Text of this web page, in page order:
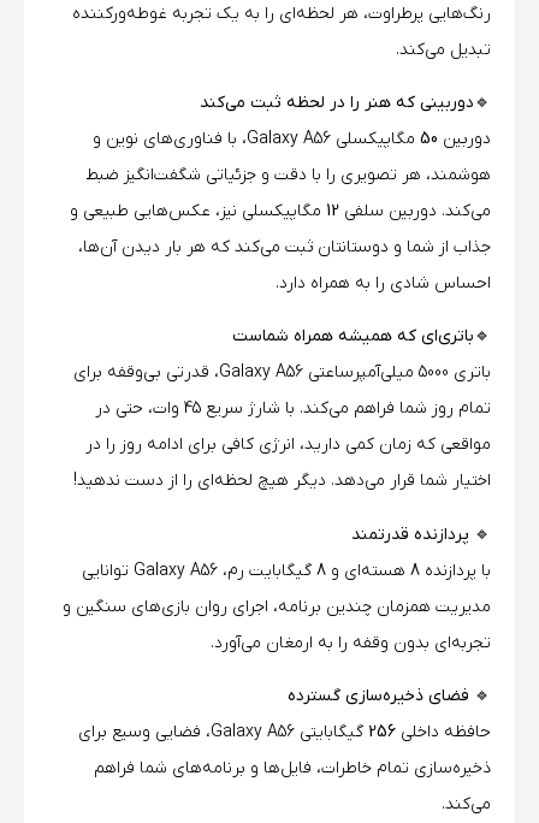
رنگ‌هایی پرطراوت، هر لحظه‌ای را به یک تجربه غوطه‌ورکننده
تبدیل می‌کند.
🔹دوربینی که هنر را در لحظه ثبت می‌کند
دوربین 50
مگاپیکسلی Galaxy A56، با فناوری‌های نوین و
هوشمند، هر تصویری را با دقت و جزئیاتی شگفت‌انگیز ضبط
می‌کند. دوربین سلفی 12 مگاپیکسلی نیز، عکس‌هایی طبیعی و
جذاب از شما و دوستانتان ثبت می‌کند که هر بار دیدن آن‌ها،
احساس شادی را به همراه دارد.
🔹باتری‌ای که همیشه همراه شماست
باتری 5000 میلی‌آمپرساعتی Galaxy A56، قدرتی بی‌وقفه برای
تمام روز شما فراهم می‌کند. با شارژ سریع 45 وات، حتی در
مواقعی که زمان کمی دارید، انرژی کافی برای ادامه روز را در
اختیار شما قرار می‌دهد. دیگر هیچ لحظه‌ای را از دست ندهید!
🔹 پردازنده قدرتمند
با پردازنده 8 هسته‌ای و
گیگابایت رم، Galaxy A56 توانایی
مدیریت همزمان چندین برنامه، اجرای روان بازی‌های سنگین و
تجربه‌ای بدون وقفه را به ارمغان می‌آورد.
🔹 فضای ذخیره‌سازی گسترده
حافظه داخلی 256
گیگابایتی Galaxy A56، فضایی وسیع برای
ذخیره‌سازی تمام خاطرات، فایل‌ها و برنامه‌های شما فراهم
می‌کند.